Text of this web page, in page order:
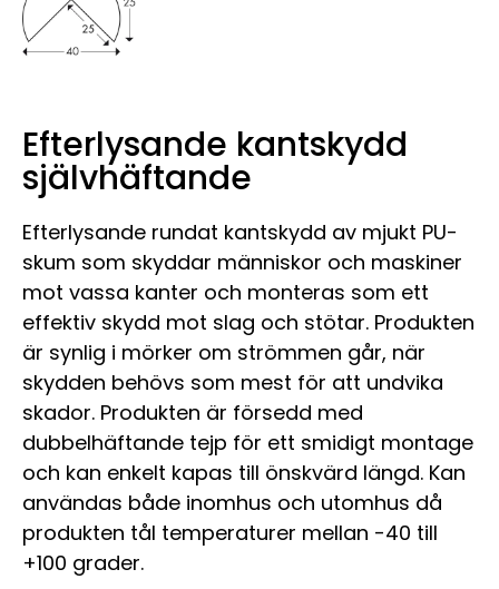
Efterlysande kantskydd
självhäftande
Efterlysande rundat kantskydd av mjukt PU-
skum som skyddar människor och maskiner
mot vassa kanter och monteras som ett
effektiv skydd mot slag och stötar. Produkten
är synlig i mörker om strömmen går, när
skydden behövs som mest för att undvika
skador. Produkten är försedd med
dubbelhäftande tejp för ett smidigt montage
och kan enkelt kapas till önskvärd längd. Kan
användas både inomhus och utomhus då
produkten tål temperaturer mellan -40 till
+100 grader.